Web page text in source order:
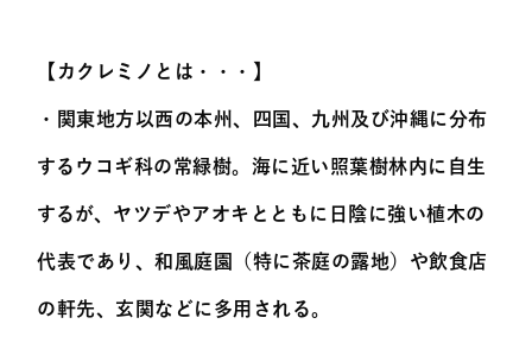
【カクレミノとは・・・】
・関東地方以西の本州、四国、九州及び沖縄に分布
するウコギ科の常緑樹。海に近い照葉樹林内に自生
するが、ヤツデやアオキとともに日陰に強い植木の
代表であり、和風庭園（特に茶庭の露地）や飲食店
の軒先、玄関などに多用される。